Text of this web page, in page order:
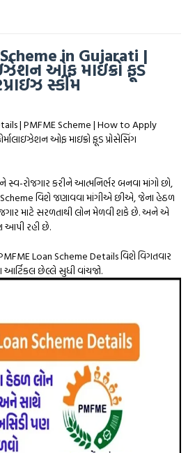
in Gujarati |
ઓફ માઇક્રો ફૂડ
સ્કીમ
| PMFME Scheme | How to Apply
ઓફ માઇક્રો ફૂડ પ્રોસેસિંગ
રોજગાર કરીને આત્મનિર્ભર બનવા માંગો છો,
વિશે જણાવવા માંગીએ છીએ, જેના હેઠળ
માટે સરળતાથી લોન મેળવી શકે છે. અને એ
આપી રહી છે.
Loan Scheme Details વિશે વિગતવાર
આર્ટિકલ છેલ્લે સુધી વાંચજો.